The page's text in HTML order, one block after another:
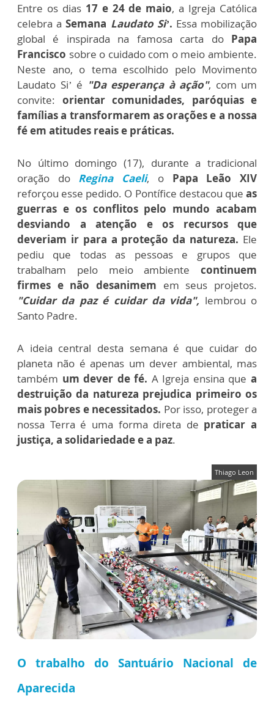
Entre os dias 17 e 24 de maio, a Igreja Católica
celebra a Semana Laudato Si’. Essa mobilização
global é inspirada na famosa carta do Papa
Francisco sobre o cuidado com o meio ambiente.
Neste ano, o tema escolhido pelo Movimento
Laudato Si’ é "Da esperança à ação", com um
convite: orientar comunidades, paróquias e
famílias a transformarem as orações e a nossa
fé em atitudes reais e práticas.
No último domingo (17), durante a tradicional
oração do Regina Caeli, o Papa Leão XIV
reforçou esse pedido. O Pontífice destacou que as
guerras e os conflitos pelo mundo acabam
desviando a atenção e os recursos que
deveriam ir para a proteção da natureza. Ele
pediu que todas as pessoas e grupos que
trabalham pelo meio ambiente continuem
firmes e não desanimem em seus projetos.
"Cuidar da paz é cuidar da vida", lembrou o
Santo Padre.
A ideia central desta semana é que cuidar do
planeta não é apenas um dever ambiental, mas
também um dever de fé. A Igreja ensina quea
destruição da natureza prejudica primeiro os
mais pobres e necessitados. Por isso, proteger a
nossa Terra é uma forma direta de praticar a
justiça, a solidariedade e a paz.
Thiago Leon
O trabalho do Santuário Nacional de
Aparecida